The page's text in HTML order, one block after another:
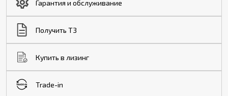
Гарантия и обслуживание
Получить ТЗ
Купить в лизинг
Trade-in